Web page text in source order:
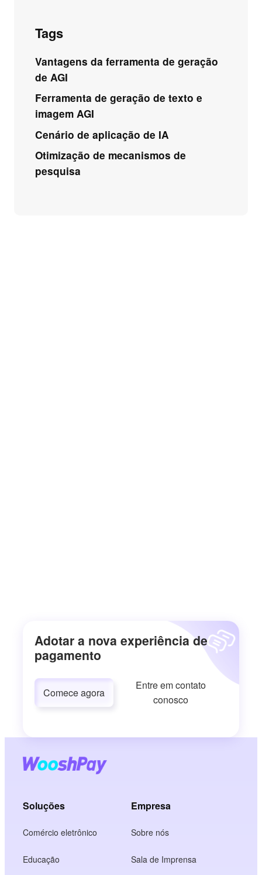
Tags
Vantagens da ferramenta de geração
de AGI
Ferramenta de geração de texto e
imagem AGI
Cenário de aplicação de IA
Otimização de mecanismos de
pesquisa
Adotar a nova experiência de
pagamento
Comece agora
Entre em contato
conosco
Soluções
Comércio eletrônico
Educação
Empresa
Sobre nós
Sala de Imprensa